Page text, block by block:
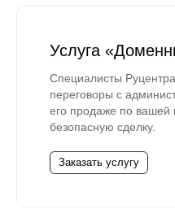
Услуга
Специалисты
переговоры с
его продаже по вашей
безопасную сделку.
Заказать услугу